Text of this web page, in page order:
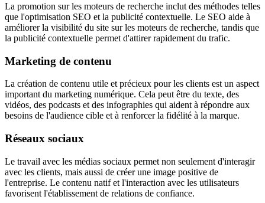
La promotion sur les moteurs de recherche inclut des méthodes telles
que l'optimisation SEO et la publicité contextuelle. Le SEO aide à
améliorer la visibilité du site sur les moteurs de recherche, tandis que
la publicité contextuelle permet d'attirer rapidement du trafic.
Marketing de contenu
La création de contenu utile et précieux pour les clients est un aspect
important du marketing numérique. Cela peut être du texte, des
vidéos, des podcasts et des infographies qui aident à répondre aux
besoins de l'audience cible et à renforcer la fidélité à la marque.
Réseaux sociaux
Le travail avec les médias sociaux permet non seulement d'interagir
avec les clients, mais aussi de créer une image positive de
l'entreprise. Le contenu natif et l'interaction avec les utilisateurs
favorisent l'établissement de relations de confiance.